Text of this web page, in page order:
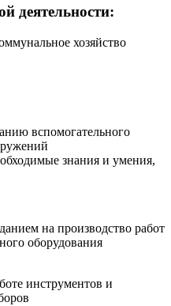
деятельности:
хозяйство
вспомогательного
знания и умения,
на производство работ
оборудования
инструментов и